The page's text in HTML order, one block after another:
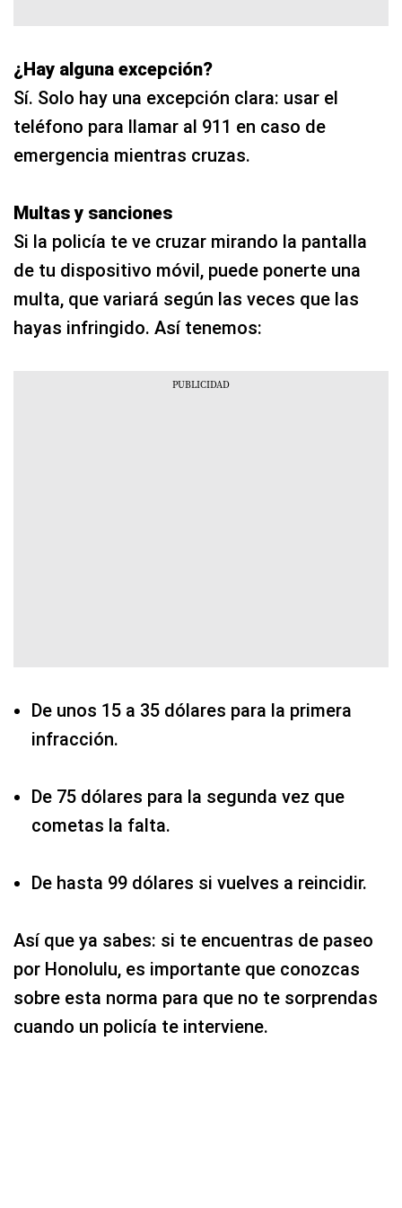
¿Hay alguna excepción?
Sí. Solo hay una excepción clara: usar el
teléfono para llamar al 911 en caso de
emergencia mientras cruzas.
Multas y sanciones
Si la policía te ve cruzar mirando la pantalla
de tu dispositivo móvil, puede ponerte una
multa, que variará según las veces que las
hayas infringido. Así tenemos:
De unos 15 a 35 dólares para la primera
infracción.
De 75 dólares para la segunda vez que
cometas la falta.
De hasta 99 dólares si vuelves a reincidir.
Así que ya sabes: si te encuentras de paseo
por Honolulu, es importante que conozcas
sobre esta norma para que no te sorprendas
cuando un policía te interviene.